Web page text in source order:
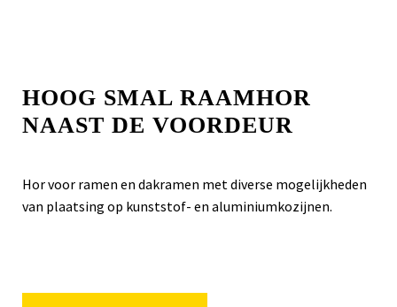
HOOG SMAL RAAMHOR
NAAST DE VOORDEUR
Hor voor ramen en dakramen met diverse mogelijkheden
van plaatsing op kunststof- en aluminiumkozijnen.